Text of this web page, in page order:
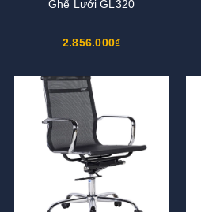
Ghế Lưới GL320
2.856.000₫